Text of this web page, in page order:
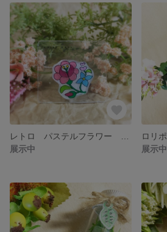
展示中
展示中